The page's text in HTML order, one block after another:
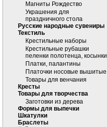
Магниты Рождество
Украшения для
праздничного стола
Русские народные сувениры
Текстиль
Крестильные наборы
Крестильные рубашки
пеленки полотенца, косынки
Платки, палантины
Платочки носовые вышитые
Товары для венчания
Кресты
Товары для творчества
Заготовки из дерева
Формы для выпечки
Шкатулки
Браслеты